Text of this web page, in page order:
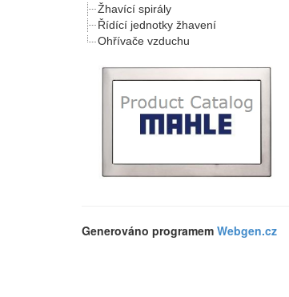
Žhavící spirály
Řídící jednotky žhavení
Ohřívače vzduchu
Generováno programem Webgen.cz